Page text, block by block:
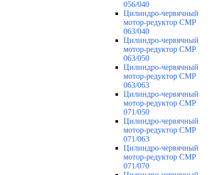
056/040
Цилиндро-червячный
мотор-редуктор CMP
063/040
Цилиндро-червячный
мотор-редуктор CMP
063/050
Цилиндро-червячный
мотор-редуктор CMP
063/063
Цилиндро-червячный
мотор-редуктор CMP
071/050
Цилиндро-червячный
мотор-редуктор CMP
071/063
Цилиндро-червячный
мотор-редуктор CMP
071/070